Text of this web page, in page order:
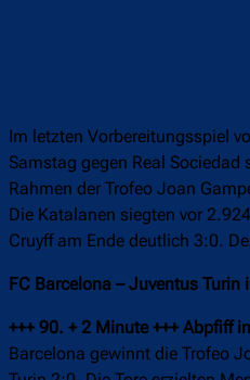
Im letzten Vorbereitungsspiel
Samstag gegen Real Sociedad
Rahmen der Trofeo Joan
Die Katalanen siegten vor
Cruyff am Ende deutlich 3:0.
FC Barcelona – Juventus Turin
+++ 90. + 2 Minute +++ Abpfiff
Barcelona gewinnt die Trofeo